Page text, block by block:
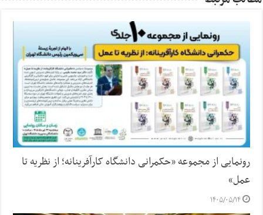
رونمایی از مجموعه «حکمرانی دانشگاه کارآفرینانه؛ از نظریه تا
عمل»
۱۴۰۵/۰۵/۱۴